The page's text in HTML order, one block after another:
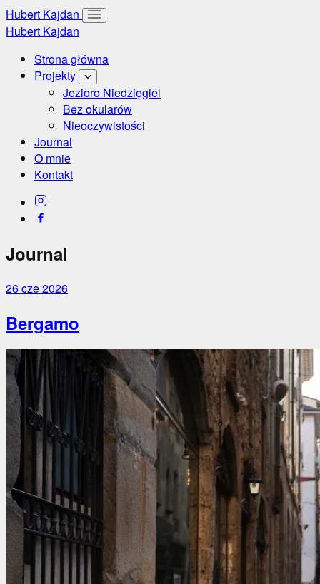
Hubert Kajdan
Hubert Kajdan
Strona główna
Projekty
Jezioro Niedzięgiel
Bez okularów
Nieoczywistości
Journal
O mnie
Kontakt
Journal
26 cze 2026
Bergamo